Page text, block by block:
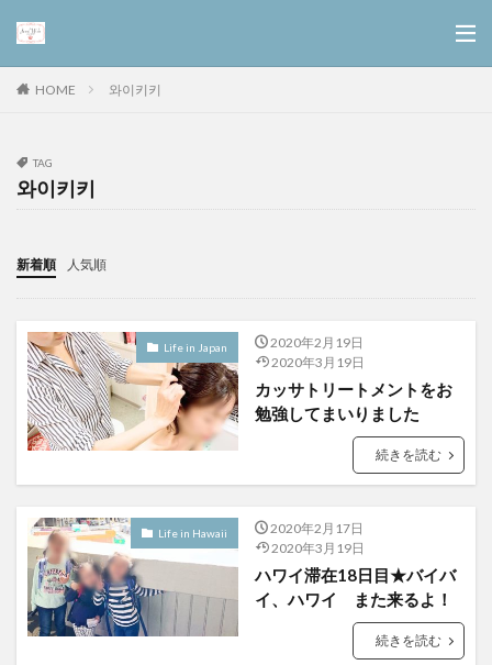
HOME 와이키키
TAG
와이키키
新着順 人気順
Life in Japan
2020年2月19日
2020年3月19日
カッサトリートメントをお
勉強してまいりました
続きを読む
Life in Hawaii
2020年2月17日
2020年3月19日
ハワイ滞在18日目★バイバ
イ、ハワイ また来るよ！
続きを読む